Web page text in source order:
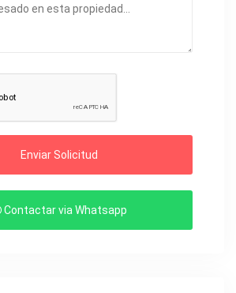
Enviar Solicitud
Contactar via Whatsapp